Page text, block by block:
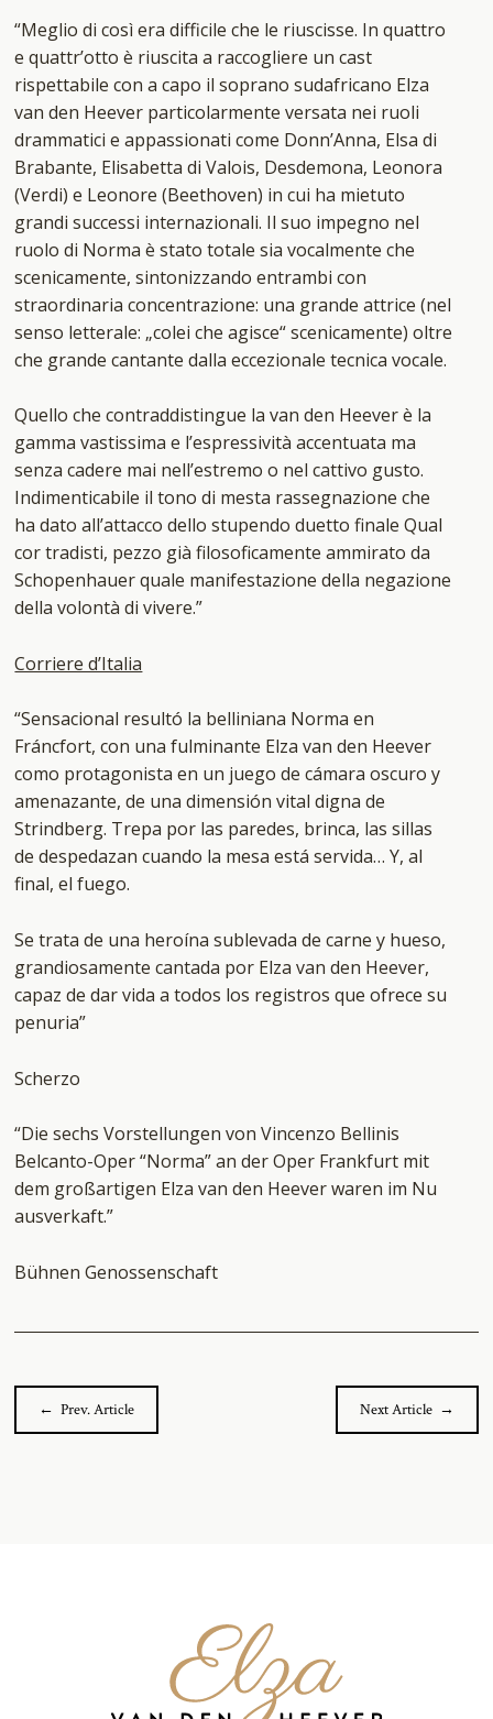
“Meglio di così era difficile che le riuscisse. In quattro
e quattr’otto è riuscita a raccogliere un cast
rispettabile con a capo il soprano sudafricano Elza
van den Heever particolarmente versata nei ruoli
drammatici e appassionati come Donn’Anna, Elsa di
Brabante, Elisabetta di Valois, Desdemona, Leonora
(Verdi) e Leonore (Beethoven) in cui ha mietuto
grandi successi internazionali. Il suo impegno nel
ruolo di Norma è stato totale sia vocalmente che
scenicamente, sintonizzando entrambi con
straordinaria concentrazione: una grande attrice (nel
senso letterale: „colei che agisce“ scenicamente) oltre
che grande cantante dalla eccezionale tecnica vocale.
Quello che contraddistingue la van den Heever è la
gamma vastissima e l’espressività accentuata ma
senza cadere mai nell’estremo o nel cattivo gusto.
Indimenticabile il tono di mesta rassegnazione che
ha dato all’attacco dello stupendo duetto finale Qual
cor tradisti, pezzo già filosoficamente ammirato da
Schopenhauer quale manifestazione della negazione
della volontà di vivere.”
Corriere d’Italia
“Sensacional resultó la belliniana Norma en
Fráncfort, con una fulminante Elza van den Heever
como protagonista en un juego de cámara oscuro y
amenazante, de una dimensión vital digna de
Strindberg. Trepa por las paredes, brinca, las sillas
de despedazan cuando la mesa está servida… Y, al
final, el fuego.
Se trata de una heroína sublevada de carne y hueso,
grandiosamente cantada por Elza van den Heever,
capaz de dar vida a todos los registros que ofrece su
penuria”
Scherzo
“Die sechs Vorstellungen von Vincenzo Bellinis
Belcanto-Oper “Norma” an der Oper Frankfurt mit
dem großartigen Elza van den Heever waren im Nu
ausverkaft.”
Bühnen Genossenschaft
← Prev. Article Next Article →